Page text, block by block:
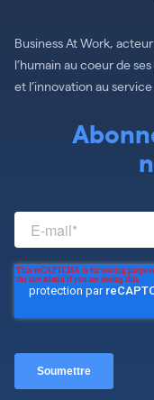
Business At Work,
l’humain au coeur de
et l’innovation au